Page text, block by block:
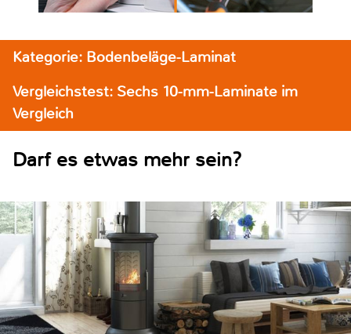
Kategorie: Bodenbeläge-Laminat
Vergleichstest: Sechs 10-mm-Laminate im
Vergleich
Darf es etwas mehr sein?